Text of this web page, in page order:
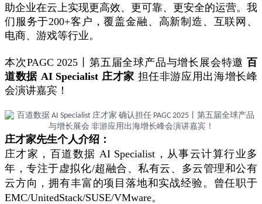
助企业在云上实现更高效、更可靠、更安全的运营。我
们服务于200+客户，覆盖金融、高新制造、互联网、
电商、游戏等行业。
本次PAGC 2025丨第五届全球产品与增长展会特邀 百
道数据 AI Specialist 庄才家 担任非游应用出海增长峰
会演讲嘉宾！
庄才家先生个人介绍：
庄才家，百道数据 AI Specialist，从事云计算行业多
年，专注于虚拟化/超融合、私有云、多云管理和公有
云方向，拥有丰富的项目落地和实战经验。曾任职于
EMC/UnitedStack/SUSE/VMware。